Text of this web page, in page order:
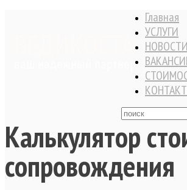
Главная
УСЛУГИ
НОВОСТИ
Калькулятор
сопровождения